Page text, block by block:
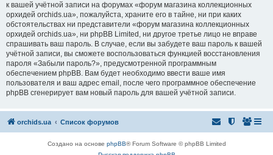
к вашей учётной записи на форумах «форум магазина коллекционных
орхидей orchids.ua», пожалуйста, храните его в тайне, ни при каких
обстоятельствах ни представители «форум магазина коллекционных
орхидей orchids.ua», ни phpBB Limited, ни другое третье лицо не вправе
спрашивать ваш пароль. В случае, если вы забудете ваш пароль к вашей
учётной записи, вы сможете воспользоваться функцией восстановления
пароля «Забыли пароль?», предусмотренной программным
обеспечением phpBB. Вам будет необходимо ввести ваше имя
пользователя и ваш адрес email, после чего программное обеспечение
phpBB сгенерирует вам новый пароль для вашей учётной записи.
orchids.ua Список форумов
Создано на основе phpBB® Forum Software © phpBB Limited